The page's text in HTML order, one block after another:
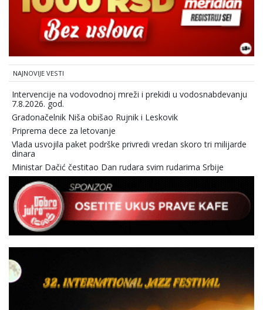
NAJNOVIJE VESTI
Intervencije na vodovodnoj mreži i prekidi u vodosnabdevanju
7.8.2026. god.
Gradonačelnik Niša obišao Rujnik i Leskovik
Priprema dece za letovanje
Vlada usvojila paket podrške privredi vredan skoro tri milijarde
dinara
Ministar Dačić čestitao Dan rudara svim rudarima Srbije